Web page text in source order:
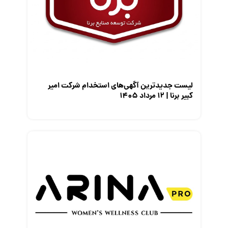
معرفی متخصصان منابع انسانی
لیست جدیدترین آگهی‌های استخدام شرکت امیر
کبیر برنا | ۱۲ مرداد ۱۴۰۵